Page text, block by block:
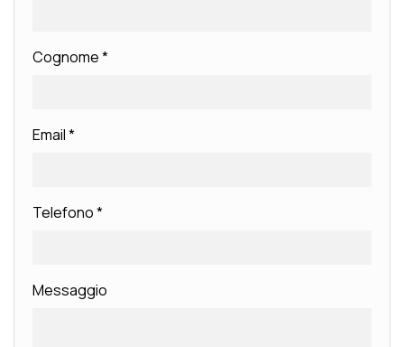
Cognome*
Email*
Telefono*
Messaggio